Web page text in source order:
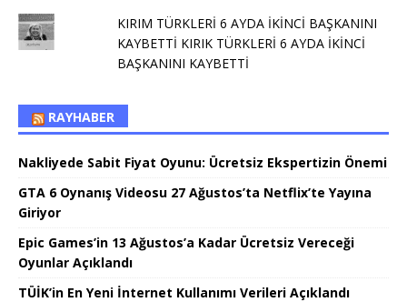
KIRIM TÜRKLERİ 6 AYDA İKİNCİ BAŞKANINI
KAYBETTİ KIRIK TÜRKLERİ 6 AYDA İKİNCİ
BAŞKANINI KAYBETTİ
RAYHABER
Nakliyede Sabit Fiyat Oyunu: Ücretsiz Ekspertizin Önemi
GTA 6 Oynanış Videosu 27 Ağustos’ta Netflix’te Yayına
Giriyor
Epic Games’in 13 Ağustos’a Kadar Ücretsiz Vereceği
Oyunlar Açıklandı
TÜİK’in En Yeni İnternet Kullanımı Verileri Açıklandı